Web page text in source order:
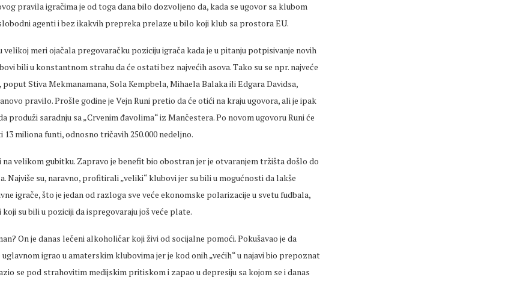
pravila igračima je od toga dana bilo dozvoljeno da, kada se ugovor sa klubom
agenti i bez ikakvih prepreka prelaze u bilo koji klub sa prostora EU.
velikoj meri ojačala pregovaračku poziciju igrača kada je u pitanju potpisivanje novih
bili u konstantnom strahu da će ostati bez najvećih asova. Tako su se npr. najveće
Stiva Mekmanamana, Sola Kempbela, Mihaela Balaka ili Edgara Davidsa,
pravilo. Prošle godine je Vejn Runi pretio da će otići na kraju ugovora, ali je ipak
produži saradnju sa „Crvenim đavolima“ iz Mančestera. Po novom ugovoru Runi će
13 miliona funti, odnosno tričavih 250.000 nedeljno.
velikom gubitku. Zapravo je benefit bio obostran jer je otvaranjem tržišta došlo do
Najviše su, naravno, profitirali „veliki“ klubovi jer su bili u mogućnosti da lakše
igrače, što je jedan od razloga sve veće ekonomske polarizacije u svetu fudbala,
koji su bili u poziciji da ispregovaraju još veće plate.
On je danas lečeni alkoholičar koji živi od socijalne pomoći. Pokušavao je da
uglavnom igrao u amaterskim klubovima jer je kod onih „većih“ u najavi bio prepoznat
se pod strahovitim medijskim pritiskom i zapao u depresiju sa kojom se i danas